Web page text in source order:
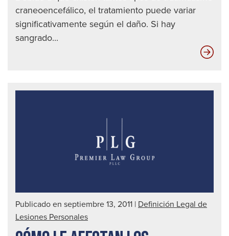
craneoencefálico, el tratamiento puede variar
significativamente según el daño. Si hay
sangrado...
de
Publicado en septiembre 13, 2011 | Definición Legal de
Lesiones Personales